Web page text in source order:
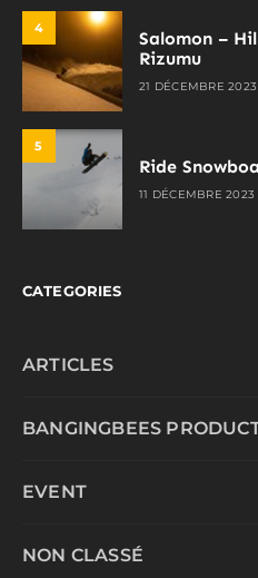
4
Salomon –
Rizumu
21 DÉCEMBRE 2023
5
Ride
11 DÉCEMBRE 2023
CATEGORIES
ARTICLES
BANGINGBEES
EVENT
NON CLASSÉ